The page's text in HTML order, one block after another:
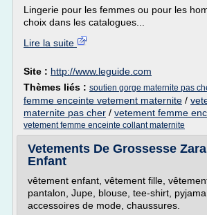
Lingerie pour les femmes ou pour les
choix dans les catalogues...
Lire la suite
Site : http://www.leguide.com
Thèmes liés : soutien gorge maternite pas
femme enceinte vetement maternite /
maternite pas cher / vetement femme
vetement femme enceinte collant maternite
Vetements De Grossesse
Enfant
vêtement enfant, vêtement fille,
pantalon, Jupe, blouse, tee-shirt,
accessoires de mode, chaussures.